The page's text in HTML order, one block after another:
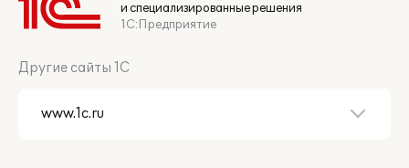
и специализированные решения
1С:Предприятие
Другие сайты 1С